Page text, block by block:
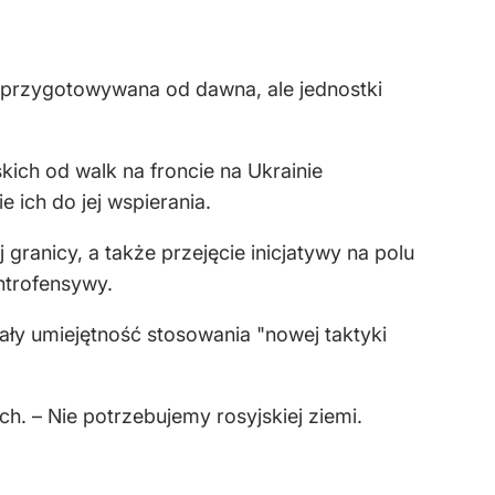
od dawna, ale jednostki
od walk na froncie na Ukrainie
ich do jej wspierania.
granicy, a także przejęcie inicjatywy na polu
umiejętność stosowania "nowej taktyki
– Nie potrzebujemy rosyjskiej ziemi.